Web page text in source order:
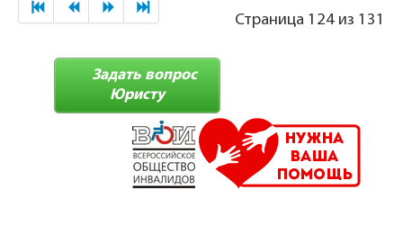
Страница 124 из 131
Задать вопрос
Юристу